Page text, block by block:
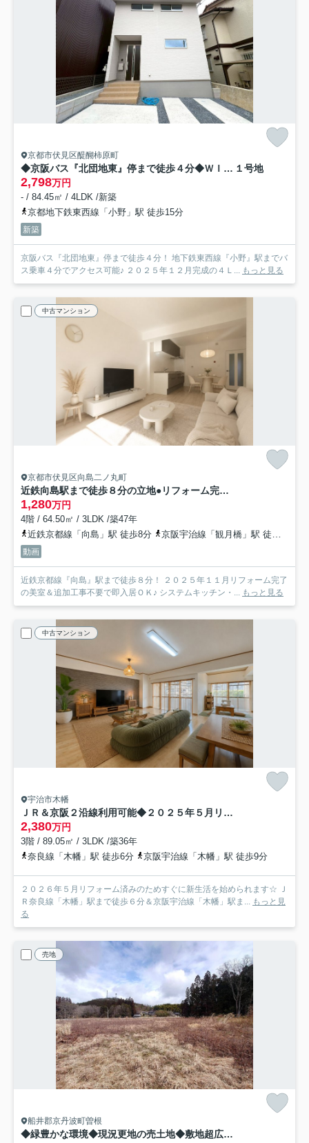
京都市伏見区醍醐柿原町
◆京阪バス『北団地東』停まで徒歩４分◆ＷＩＣ付き◆陽当たり・通風良好◆伏見区醍醐柿原町１期 １号地
2,798万円
- / 84.45㎡ / 4LDK /新築
京都地下鉄東西線「小野」駅 徒歩15分
新築
京阪バス『北団地東』停まで徒歩４分！ 地下鉄東西線『小野』駅までバ
ス乗車４分でアクセス可能♪ ２０２５年１２月完成の４Ｌ... もっと見る
中古マンション
京都市伏見区向島二ノ丸町
近鉄向島駅まで徒歩８分の立地●リフォーム完了の美室●向島ニュータウン第３街区Ｇ棟
1,280万円
4階 / 64.50㎡ / 3LDK /築47年
近鉄京都線「向島」駅 徒歩8分
京阪宇治線「観月橋」駅 徒歩17分
動画
近鉄京都線『向島』駅まで徒歩８分！ ２０２５年１１月リフォーム完了
の美室＆追加工事不要で即入居ＯＫ♪ システムキッチン・... もっと見る
中古マンション
宇治市木幡
ＪＲ＆京阪２沿線利用可能◆２０２５年５月リフォーム完了◆リビング広々２１帖以上◆グローバル宇治木幡
2,380万円
3階 / 89.05㎡ / 3LDK /築36年
奈良線「木幡」駅 徒歩6分
京阪宇治線「木幡」駅 徒歩9分
２０２６年５月リフォーム済みのためすぐに新生活を始められます☆ Ｊ
Ｒ奈良線「木幡」駅まで徒歩６分＆京阪宇治線「木幡」駅ま... もっと見
る
売地
船井郡京丹波町曽根
◆緑豊かな環境◆現況更地の売土地◆敷地超広めの約580坪◆陽当たり・通風良好◆京丹波町曽根由リ